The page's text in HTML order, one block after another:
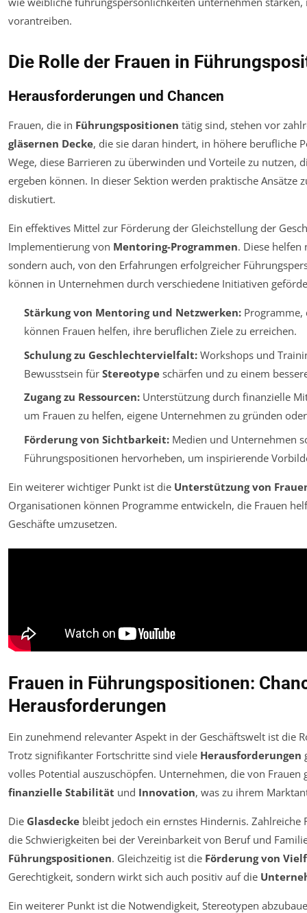
Die Rolle der Frauen in
Herausforderungen und Chancen
Frauen, die in Führungspositionen tätig sind, stehen vor
gläsernen Decke, die sie daran hindert, in höhere berufliche
Wege, diese Barrieren zu überwinden und Vorteile zu nutzen,
ergeben können. In dieser Sektion werden praktische
diskutiert.
Ein effektives Mittel zur Förderung der Gleichstellung der
Implementierung von Mentoring-Programmen. Diese helfen
sondern auch, von den Erfahrungen erfolgreicher
können in Unternehmen durch verschiedene Initiativen
Stärkung von Mentoring und Netzwerken:Programme,
können Frauen helfen, ihre beruflichen Ziele zu erreichen.
Schulung zu Geschlechtervielfalt:Workshops und
Bewusstsein für Stereotypeschärfen und zu einem
Zugang zu Ressourcen:Unterstützung durch finanzielle
um Frauen zu helfen, eigene Unternehmen zu gründen
Förderung von Sichtbarkeit:Medien und Unternehmen
Führungspositionen hervorheben, um inspirierende
Ein weiterer wichtiger Punkt ist die Unterstützung von
Organisationen können Programme entwickeln, die Frauen
Geschäfte umzusetzen.
Frauen in Führungspositionen:
Herausforderungen
Ein zunehmend relevanter Aspekt in der Geschäftswelt ist die
Trotz signifikanter Fortschritte sind viele Herausforderungen
volles Potential auszuschöpfen. Unternehmen, die von
finanzielle Stabilität und Innovation, was zu ihrem
Die Glasdecke bleibt jedoch ein ernstes Hindernis. Zahlreiche
die Schwierigkeiten bei der Vereinbarkeit von Beruf und
Führungspositionen. Gleichzeitig ist die Förderung von
Gerechtigkeit, sondern wirkt sich auch positiv auf die
Ein weiterer Punkt ist die Notwendigkeit, Stereotypen